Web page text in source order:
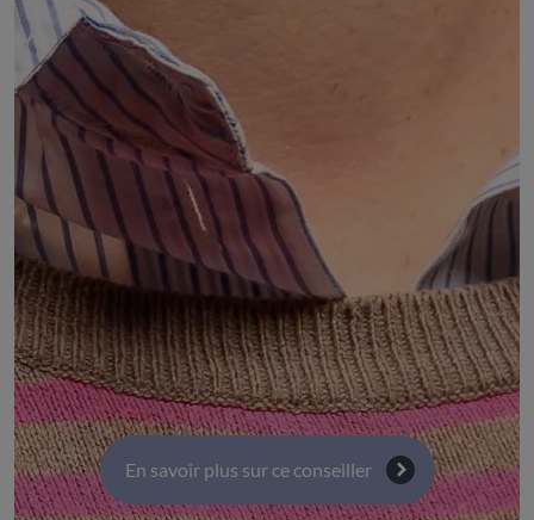
Membre du Comité régional de la CGT Auvergne-
Rhône-Alpes
DÉSIGNÉ PAR :
le Comité régional de la Confédération générale du
travail (CGT) Auvergne-Rhône-Alpes
COMMISSIONS :
Commission 4 : Territoires, transport, infrastructure
et numérique
Commission 3 : Orientation, éducation, formation et
parcours professionnels
En savoir plus sur ce conseiller